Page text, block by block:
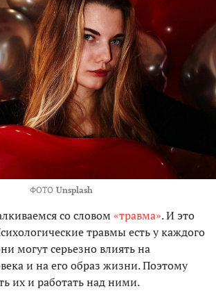
ФОТО Unsplash
со словом«травма». И это
травмы есть у каждого
могут серьезно влиять на
и на его образ жизни. Поэтому
их и работать над ними.